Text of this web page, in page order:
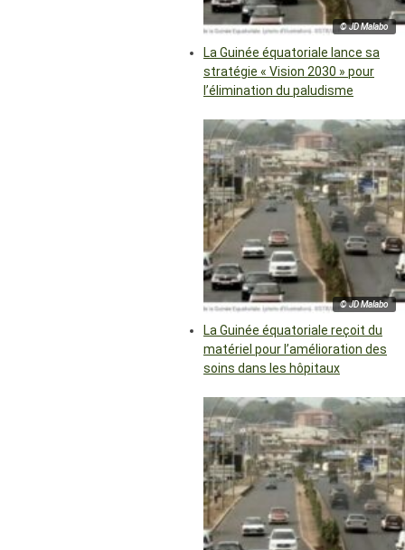
© JD Malabo
La Guinée équatoriale lance sa
stratégie « Vision 2030 » pour
l’élimination du paludisme
© JD Malabo
La Guinée équatoriale reçoit du
matériel pour l’amélioration des
soins dans les hôpitaux